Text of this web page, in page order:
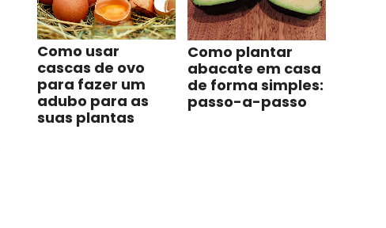
Como usar
cascas de ovo
para fazer um
adubo para as
suas plantas
Como plantar
abacate em casa
de forma simples:
passo-a-passo